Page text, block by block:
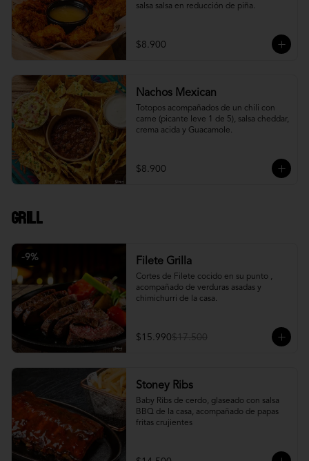
salsa salsa en reducción de piña.
$8.900
Nachos Mexican
Totopos acompañados de un chili con
carne (picante leve 1 de 5), salsa cheddar,
crema acida y Guacamole.
$8.900
Grill
-9% Filete Grilla
Cortes de Filete cocido en su punto ,
acompañado de verduras asadas y
chimichurri de la casa.
$15.990$17.500
Stoney Ribs
Baby Ribs de cerdo, glaseado con salsa
BBQ de la casa, acompañado de papas
fritas crujientes